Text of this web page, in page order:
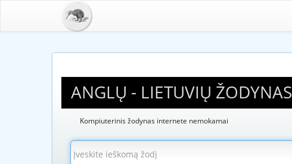
ANGLŲ - LIETUVIŲ ŽODYNAS
Kompiuterinis žodynas internete nemokamai